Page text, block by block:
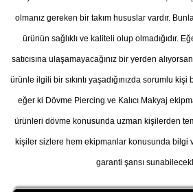
olmanız gereken bir takım hususlar vardır.
ürünün sağlıklı ve kaliteli olup olmadığıdır.
satıcısına ulaşamayacağınız bir yerden
ürünle ilgili bir sıkıntı yaşadığınızda sorumlu
eğer ki Dövme Piercing ve Kalıcı Makyaj
ürünleri dövme konusunda uzman kişilerden
kişiler sizlere hem ekipmanlar konusunda bilgi
garanti şansı